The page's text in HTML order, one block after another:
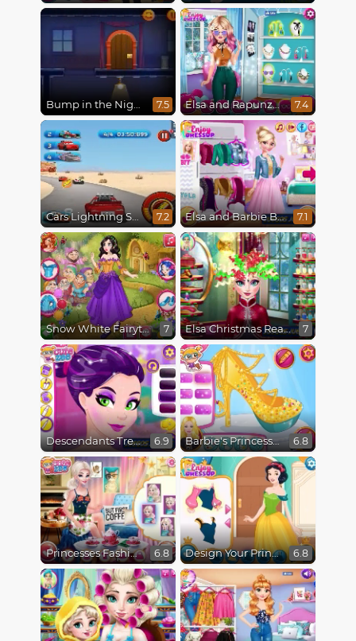
Bump in the Night 7.5 Elsa and Rapunzel Princess Rivalry 7.4
Cars Lightning Speed 7.2 Elsa and Barbie Blind Date 7.1
Snow White Fairytale Dress Up 7 Elsa Christmas Real Haircuts 7
Descendants Trendsetters 6.9 Barbie's Princess Shoes 6.8
Princesses Fashion Over Coffee 6.8 Design Your Princess Dream Dress 6.8